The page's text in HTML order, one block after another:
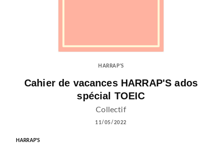
HARRAP'S
Cahier de vacances HARRAP'S ados
spécial TOEIC
Collectif
11/05/2022
HARRAP'S